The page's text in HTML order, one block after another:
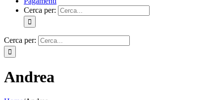
Cerca per:
Cerca per:
Andrea